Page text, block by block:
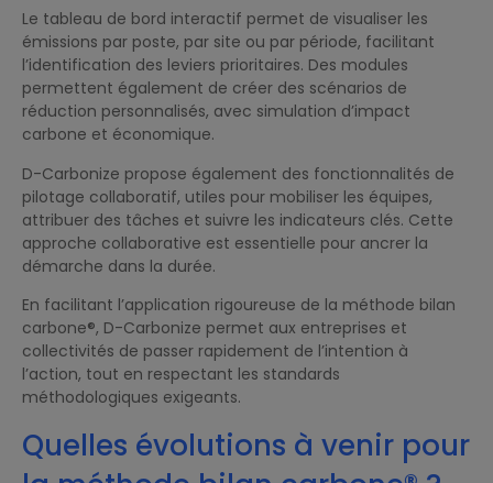
Le tableau de bord interactif permet de visualiser les
émissions par poste, par site ou par période, facilitant
l’identification des leviers prioritaires. Des modules
permettent également de créer des scénarios de
réduction personnalisés, avec simulation d’impact
carbone et économique.
D-Carbonize propose également des fonctionnalités de
pilotage collaboratif, utiles pour mobiliser les équipes,
attribuer des tâches et suivre les indicateurs clés. Cette
approche collaborative est essentielle pour ancrer la
démarche dans la durée.
En facilitant l’application rigoureuse de la méthode bilan
carbone®, D-Carbonize permet aux entreprises et
collectivités de passer rapidement de l’intention à
l’action, tout en respectant les standards
méthodologiques exigeants.
Quelles évolutions à venir pour